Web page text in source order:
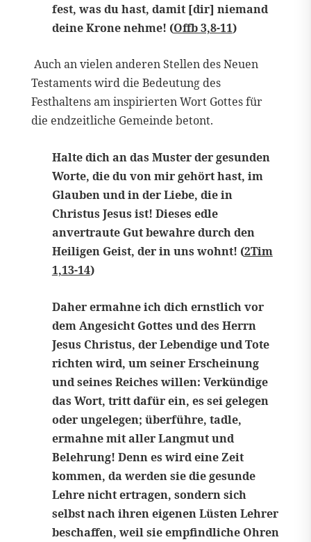
fest, was du hast, damit [dir] niemand
deine Krone nehme! (Offb 3,8-11)
Auch an vielen anderen Stellen des Neuen
Testaments wird die Bedeutung des
Festhaltens am inspirierten Wort Gottes für
die endzeitliche Gemeinde betont.
Halte dich an das Muster der gesunden
Worte, die du von mir gehört hast, im
Glauben und in der Liebe, die in
Christus Jesus ist! Dieses edle
anvertraute Gut bewahre durch den
Heiligen Geist, der in uns wohnt! (2Tim
1,13-14)
Daher ermahne ich dich ernstlich vor
dem Angesicht Gottes und des Herrn
Jesus Christus, der Lebendige und Tote
richten wird, um seiner Erscheinung
und seines Reiches willen: Verkündige
das Wort, tritt dafür ein, es sei gelegen
oder ungelegen; überführe, tadle,
ermahne mit aller Langmut und
Belehrung! Denn es wird eine Zeit
kommen, da werden sie die gesunde
Lehre nicht ertragen, sondern sich
selbst nach ihren eigenen Lüsten Lehrer
beschaffen, weil sie empfindliche Ohren